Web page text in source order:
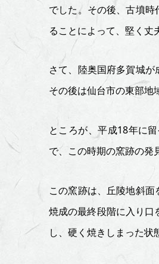
多
城
き
の
事
でした。その後、古墳
ることによって、堅く丈
さて、陸奥国府多賀城
その後は仙台市の東部地
ところが、平成18年に
で、この時期の窯跡の発
この窯跡は、丘陵地斜
焼成の最終段階に入り
し、硬く焼きしまった状